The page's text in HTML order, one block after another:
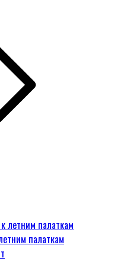
палаткам